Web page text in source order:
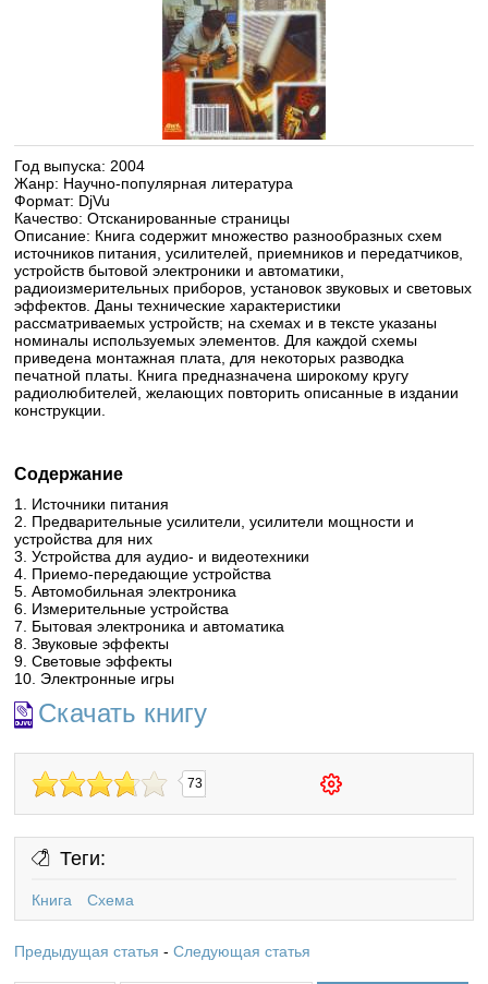
Год выпуска: 2004
Жанр: Научно-популярная литература
Формат: DjVu
Качество: Отсканированные страницы
Описание: Книга содержит множество разнообразных схем
источников питания, усилителей, приемников и передатчиков,
устройств бытовой электроники и автоматики,
радиоизмерительных приборов, установок звуковых и световых
эффектов. Даны технические характеристики
рассматриваемых устройств; на схемах и в тексте указаны
номиналы используемых элементов. Для каждой схемы
приведена монтажная плата, для некоторых разводка
печатной платы. Книга предназначена широкому кругу
радиолюбителей, желающих повторить описанные в издании
конструкции.
Содержание
1. Источники питания
2. Предварительные усилители, усилители мощности и
устройства для них
3. Устройства для аудио- и видеотехники
4. Приемо-передающие устройства
5. Автомобильная электроника
6. Измерительные устройства
7. Бытовая электроника и автоматика
8. Звуковые эффекты
9. Световые эффекты
10. Электронные игры
Скачать книгу
73
Теги:
Книга Схема
Предыдущая статья -Следующая статья